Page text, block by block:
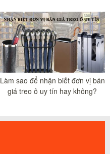
Làm sao để nhận biết đơn vị bán
giá treo ô uy tín hay không?